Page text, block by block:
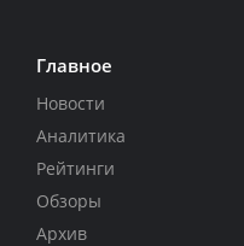
Главное
Новости
Аналитика
Рейтинги
Обзоры
Архив